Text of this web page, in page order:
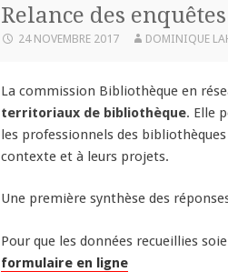
Relance des
24 NOVEMBRE 2017 DOMINIQUE
La commission Bibliothèque en
territoriaux de bibliothèque. Elle
les professionnels des
contexte et à leurs projets.
Une première synthèse des
Pour que les données recueillies
formulaire en ligne